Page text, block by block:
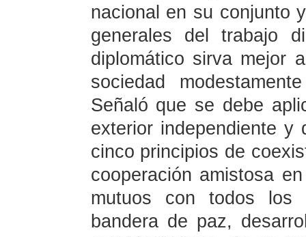
nacional en su conjunto
generales del trabajo
diplomático sirva mejor
sociedad
Señaló que se debe
exterior independiente y
cinco principios de
cooperación amistosa
mutuos con todos los
bandera de paz,